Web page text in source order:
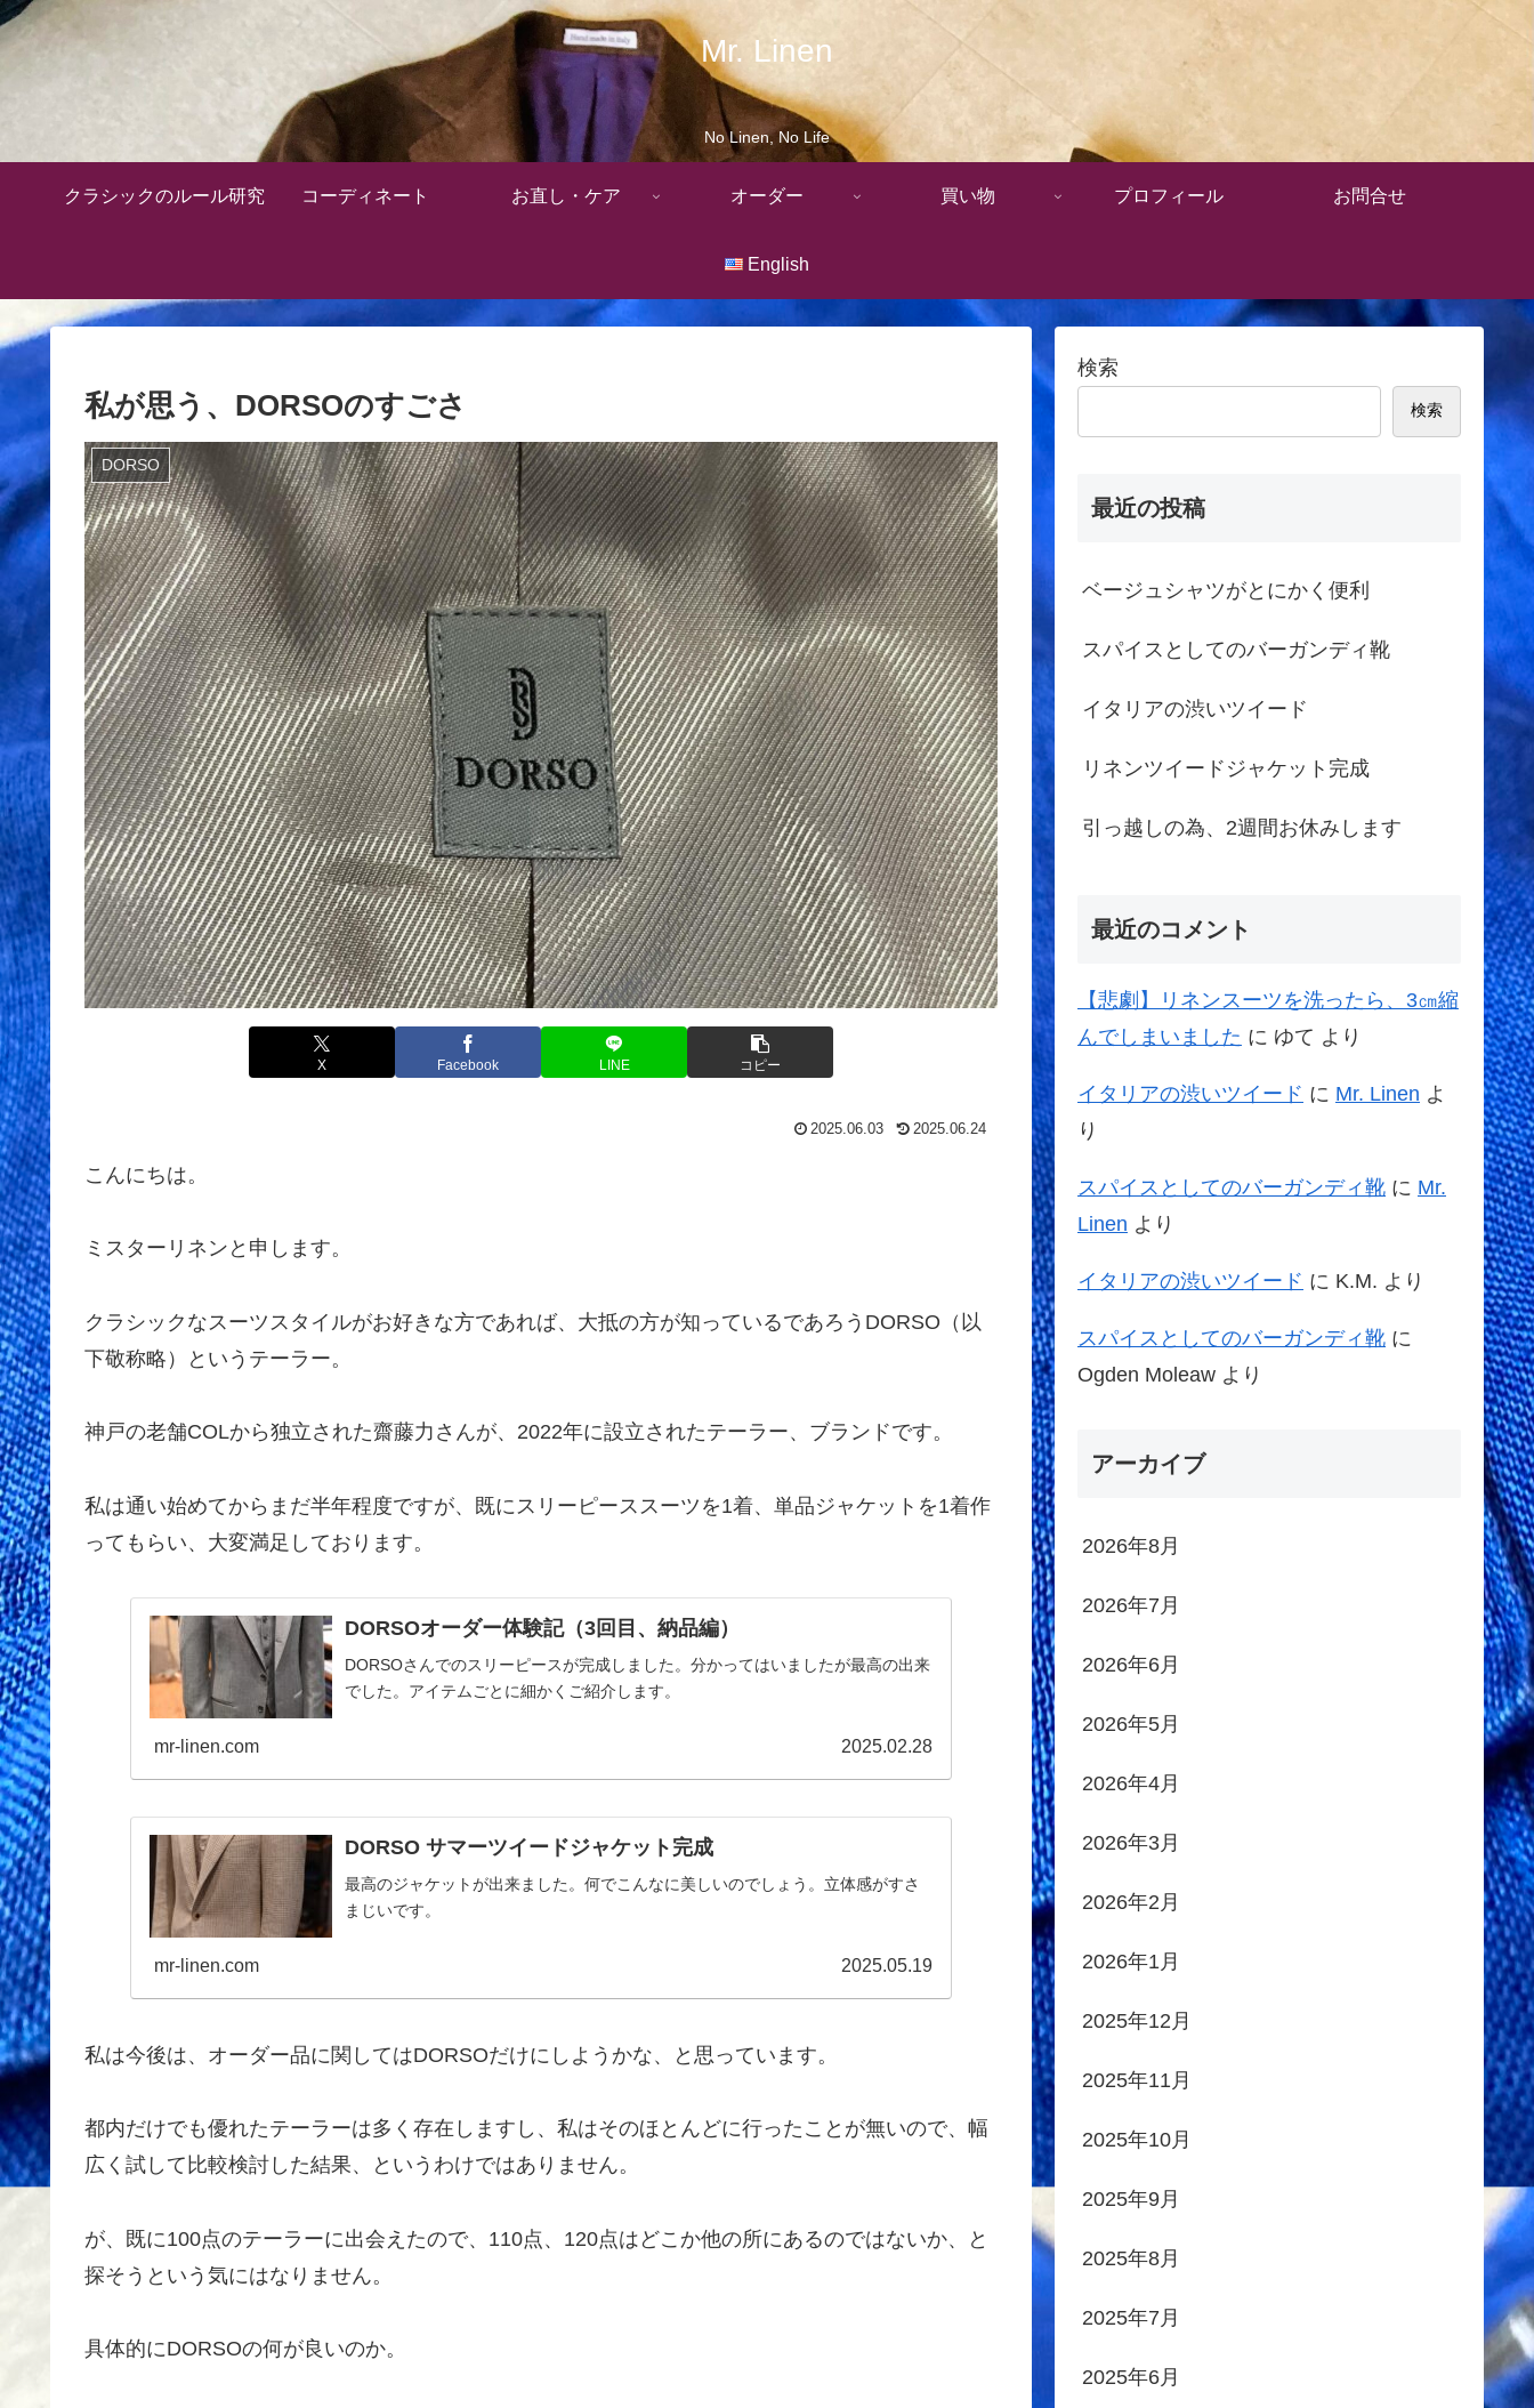
Mr. Linen
No Linen, No Life
クラシックのルール研究 コーディネート お直し・ケア オーダー 買い物 プロフィール お問合せ
English
私が思う、DORSOのすごさ
DORSO
X Facebook LINE コピー
2025.06.03 2025.06.24
こんにちは。
ミスターリネンと申します。
クラシックなスーツスタイルがお好きな方であれば、大抵の方が知っているであろうDORSO（以
下敬称略）というテーラー。
神戸の老舗COLから独立された齋藤力さんが、2022年に設立されたテーラー、ブランドです。
私は通い始めてからまだ半年程度ですが、既にスリーピーススーツを1着、単品ジャケットを1着作
ってもらい、大変満足しております。
DORSOオーダー体験記（3回目、納品編）
DORSOさんでのスリーピースが完成しました。分かってはいましたが最高の出来
でした。アイテムごとに細かくご紹介します。
mr-linen.com 2025.02.28
DORSO サマーツイードジャケット完成
最高のジャケットが出来ました。何でこんなに美しいのでしょう。立体感がすさ
まじいです。
mr-linen.com 2025.05.19
私は今後は、オーダー品に関してはDORSOだけにしようかな、と思っています。
都内だけでも優れたテーラーは多く存在しますし、私はそのほとんどに行ったことが無いので、幅
広く試して比較検討した結果、というわけではありません。
が、既に100点のテーラーに出会えたので、110点、120点はどこか他の所にあるのではないか、と
探そうという気にはなりません。
具体的にDORSOの何が良いのか。
検索
検索
最近の投稿
ベージュシャツがとにかく便利
スパイスとしてのバーガンディ靴
イタリアの渋いツイード
リネンツイードジャケット完成
引っ越しの為、2週間お休みします
最近のコメント
【悲劇】リネンスーツを洗ったら、3㎝縮
んでしまいました に ゆて より
イタリアの渋いツイード に Mr. Linen よ
り
スパイスとしてのバーガンディ靴 に Mr.
Linen より
イタリアの渋いツイード に K.M. より
スパイスとしてのバーガンディ靴 に
Ogden Moleaw より
アーカイブ
2026年8月
2026年7月
2026年6月
2026年5月
2026年4月
2026年3月
2026年2月
2026年1月
2025年12月
2025年11月
2025年10月
2025年9月
2025年8月
2025年7月
2025年6月